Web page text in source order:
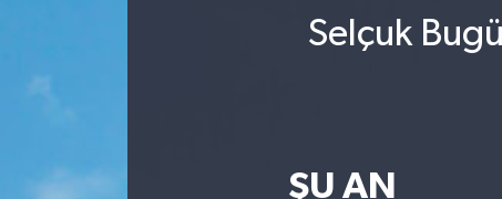
Selçuk
ŞU AN
Süper Lig Puan Durumu ve Fikstür